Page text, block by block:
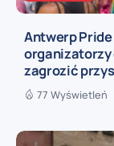
Antwerp
organizatorzy
zagrozić
77 Wyświetleń